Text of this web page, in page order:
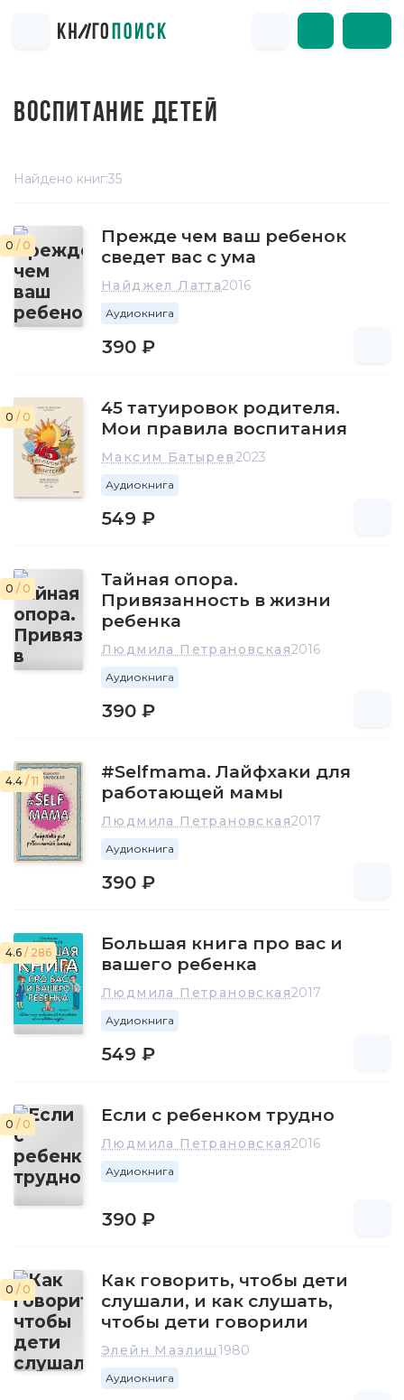
ВОСПИТАНИЕ ДЕТЕЙ
Найдено книг:35
0 / 0
Прежде чем ваш ребенок
сведет вас с ума
Найджел Латта2016
Аудиокнига
390 ₽
0 / 0
45 татуировок родителя.
Мои правила воспитания
Максим Батырев2023
Аудиокнига
549 ₽
0 / 0
Тайная опора.
Привязанность в жизни
ребенка
Людмила Петрановская2016
Аудиокнига
390 ₽
4.4 / 11
#Selfmama. Лайфхаки для
работающей мамы
Людмила Петрановская2017
Аудиокнига
390 ₽
4.6 / 286
Большая книга про вас и
вашего ребенка
Людмила Петрановская2017
Аудиокнига
549 ₽
0 / 0 Если с ребенком трудно
Людмила Петрановская2016
Аудиокнига
390 ₽
0 / 0
Как говорить, чтобы дети
слушали, и как слушать,
чтобы дети говорили
Элейн Мазлиш1980
Аудиокнига